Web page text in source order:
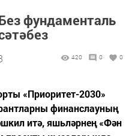
фундаменталь
420 0 0
«Приоритет-2030»
финанслауның
итә, яшьләрнең «Фән